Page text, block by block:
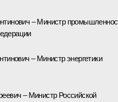
– Министр
– Министр энергетики
– Министр Российской